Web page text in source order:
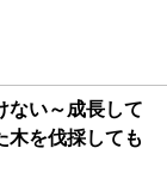
ない～成長して
木を伐採しても